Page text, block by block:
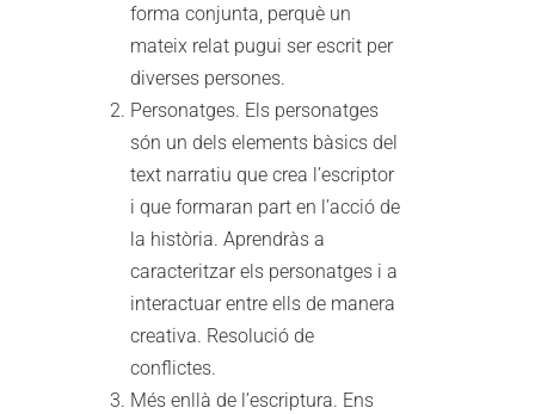
forma conjunta, perquè un
mateix relat pugui ser escrit per
diverses persones.
Personatges. Els personatges
són un dels elements bàsics del
text narratiu que crea l’escriptor
i que formaran part en l’acció de
la història. Aprendràs a
caracteritzar els personatges i a
interactuar entre ells de manera
creativa. Resolució de
conflictes.
Més enllà de l’escriptura. Ens